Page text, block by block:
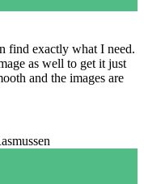
find exactly what I need.
as well to get it just
and the images are